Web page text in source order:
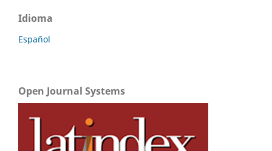
Idioma
Español
Open Journal Systems